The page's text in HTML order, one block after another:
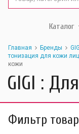
Каталог
Главная Бренды GIGI
тонизация для кожи
кожи
GIGI :
Фильтр